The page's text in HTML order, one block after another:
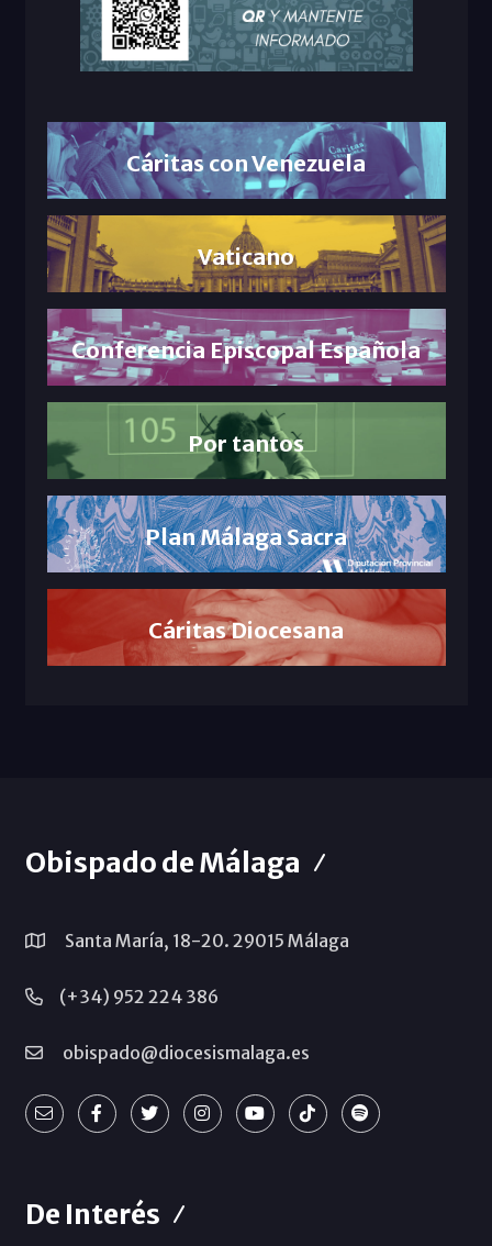
Cáritas con Venezuela
Vaticano
Conferencia Episcopal Española
Por tantos
Plan Málaga Sacra
Cáritas Diocesana
Obispado de Málaga
Santa María, 18-20. 29015 Málaga
(+34) 952 224 386
obispado@diocesismalaga.es
De Interés